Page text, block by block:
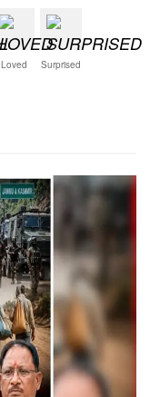
Loved Surprised